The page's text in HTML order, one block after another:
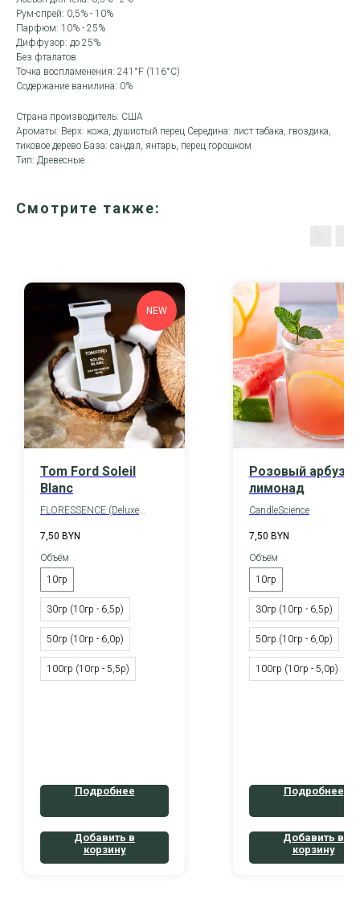
Рум-спрей: 0,5% - 10%
Парфюм: 10% - 25%
Диффузор: до 25%
Без фталатов
Точка воспламенения: 241°F (116°C)
Содержание ванилина: 0%
Страна производитель: США
Ароматы: Верх: кожа, душистый перец Середина: лист табака, гвоздика,
тиковое дерево База: сандал, янтарь, перец горошком
Тип: Древесные
Смотрите также:
NEW
Tom Ford Soleil
Blanc
FLORESSENCE (Deluxe
7,50 BYN
Объём
10гр
30гр (10гр - 6,5р)
50гр (10гр - 6,0р)
100гр (10гр - 5,5р)
Подробнее
Добавить в
корзину
Розовый
лимонад
CandleScience
7,50 BYN
Объём
10гр
30гр (10гр - 6,5р)
50гр (10гр - 6,0р)
100гр (10гр - 5,0р)
Подробнее
Добавить в
корзину